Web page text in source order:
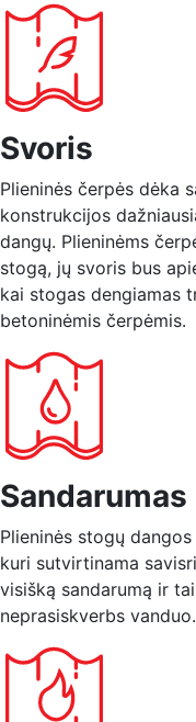
Svoris
Plieninės čerpės dėka
konstrukcijos
dangų. Plieninėms
stogą, jų svoris bus
kai stogas dengiamas
betoninėmis čerpėmis.
Sandarumas
Plieninės stogų
kuri sutvirtinama
visišką sandarumą ir
neprasiskverbs vanduo.